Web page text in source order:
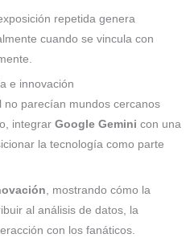
repetida genera
cuando se vincula con
e innovación
no parecían mundos cercanos
integrar Google Gemini con una
la tecnología como parte
, mostrando cómo la
al análisis de datos, la
con los fanáticos.